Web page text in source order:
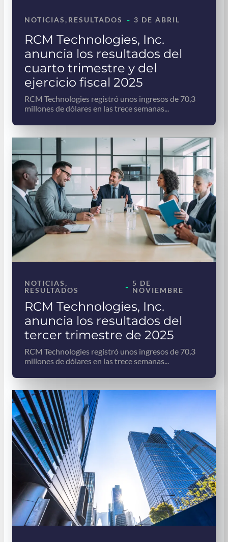
RCM Technologies, Inc.
anuncia los resultados del
cuarto trimestre y del
ejercicio fiscal 2025
NOTICIAS, RESULTADOS - 3 DE ABRIL
RCM Technologies registró unos ingresos de 70,3
millones de dólares en las trece semanas...
RCM Technologies, Inc.
anuncia los resultados del
tercer trimestre de 2025
NOTICIAS
RESULTADOS
- 5 DE
NOVIEMBRE
RCM Technologies registró unos ingresos de 70,3
millones de dólares en las trece semanas...